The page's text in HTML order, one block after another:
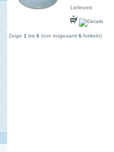
Lieferzeit:
Zeige 1 bis 6 (von insgesamt 6 Artikeln)